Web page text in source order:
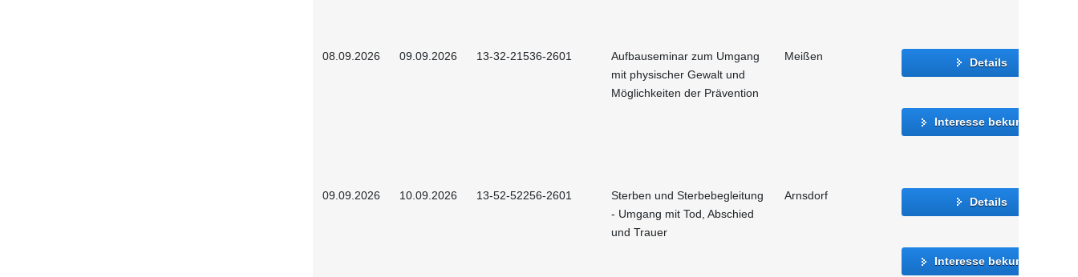
08.09.2026 09.09.2026 13-32-21536-2601
Aufbauseminar zum Umgang
mit physischer Gewalt und
Möglichkeiten der Prävention
Meißen Details
Interesse bekunden
09.09.2026 10.09.2026 13-52-52256-2601
Sterben und Sterbebegleitung
- Umgang mit Tod, Abschied
und Trauer
Arnsdorf Details
Interesse bekunden